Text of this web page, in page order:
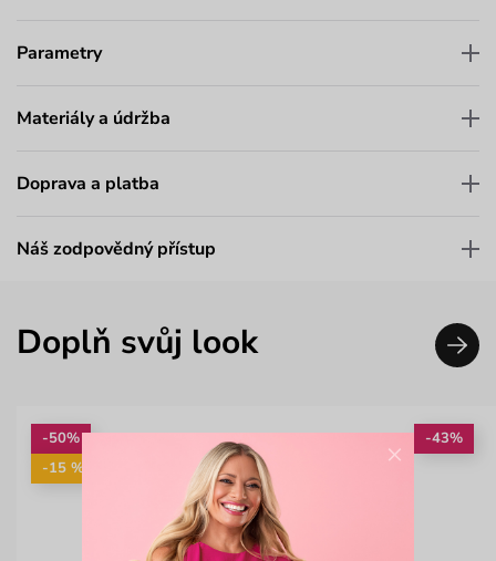
Parametry
Materiály a údržba
Doprava a platba
Náš zodpovědný přístup
Doplň svůj look
-50%
-15 %: KAB15
-43%
×